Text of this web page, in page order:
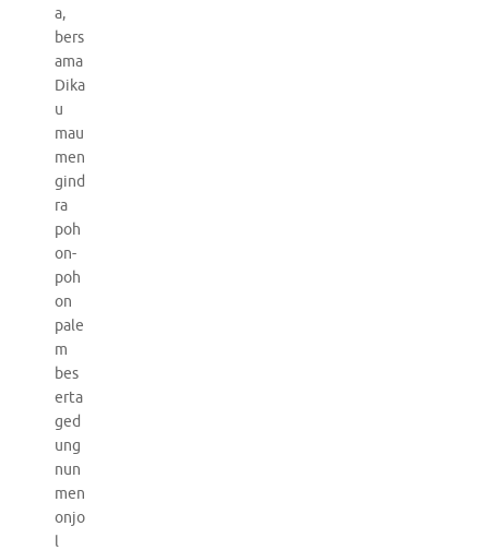
a,
bers
ama
Dika
u
mau
men
gind
ra
poh
on-
poh
on
pale
m
bes
erta
ged
ung
nun
men
onjo
l